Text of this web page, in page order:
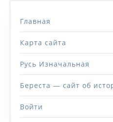
Главная
Карта сайта
Русь Изначальная
Береста — сайт об
Войти